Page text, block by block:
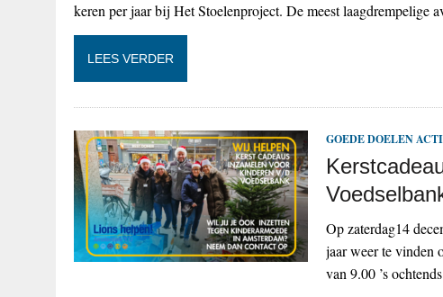
keren per jaar bij Het Stoelenproject. De meest laagdrempelige
LEES VERDER
GOEDE DOELEN
Op zaterdag14
jaar weer te vinden
van 9.00 ’s